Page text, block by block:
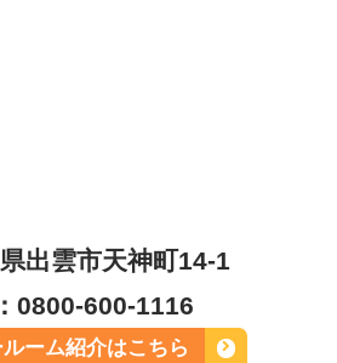
出雲市天神町14-1
0800-600-1116
ーム紹介はこちら